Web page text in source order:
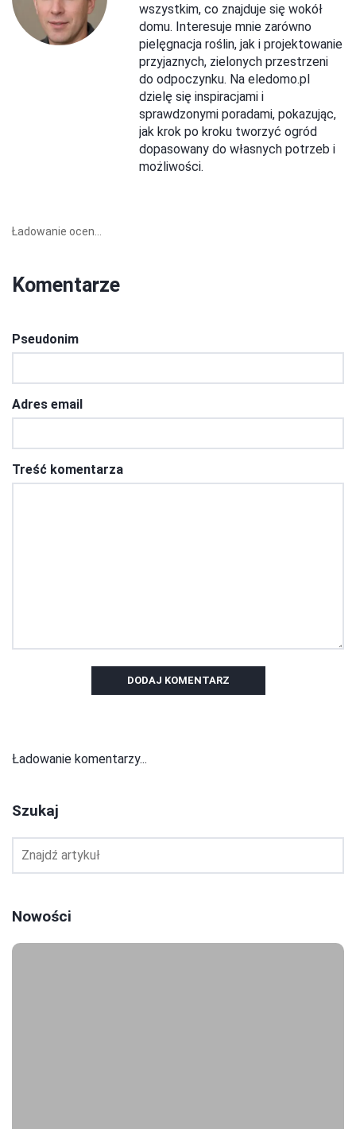
wszystkim, co znajduje się wokół
domu. Interesuje mnie zarówno
pielęgnacja roślin, jak i projektowanie
przyjaznych, zielonych przestrzeni
do odpoczynku. Na eledomo.pl
dzielę się inspiracjami i
sprawdzonymi poradami, pokazując,
jak krok po kroku tworzyć ogród
dopasowany do własnych potrzeb i
możliwości.
Ładowanie ocen...
Komentarze
Pseudonim
Adres email
Treść komentarza
DODAJ KOMENTARZ
Ładowanie komentarzy...
Szukaj
Nowości